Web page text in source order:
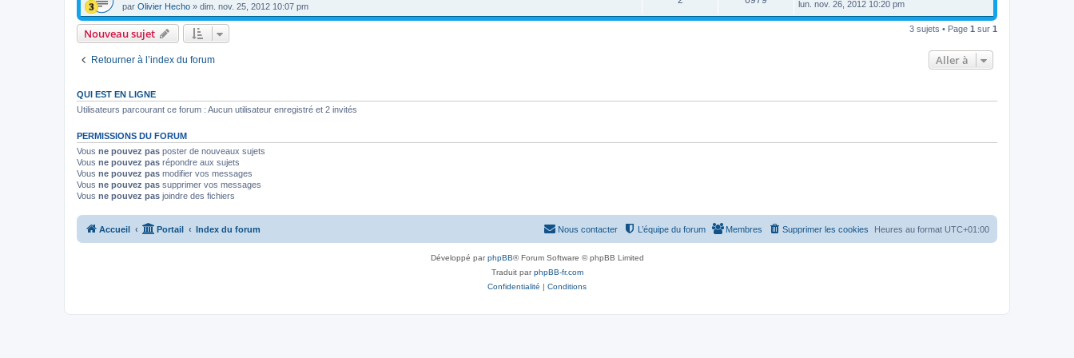
n
e
s
s
e
r
par Olivier Hecho » dim. nov. 25, 2012 10:07 pm
é
s
s
u
e
n
a
lun. nov. 26, 2012 10:20 pm
Nouveau sujet 3 sujets • Page 1 sur 1
Retourner à l’index du forum Aller à
QUI EST EN LIGNE
Utilisateurs parcourant ce forum : Aucun utilisateur enregistré et 2 invités
PERMISSIONS DU FORUM
Vous ne pouvez pas poster de nouveaux sujets
Vous ne pouvez pas répondre aux sujets
Vous ne pouvez pas modifier vos messages
Vous ne pouvez pas supprimer vos messages
Vous ne pouvez pas joindre des fichiers
Accueil Portail Index du forum Heures au format UTC+01:00
Supprimer les cookies
Membres
L’équipe du forum
Nous contacter
Développé parphpBB® Forum Software © phpBB Limited
Traduit parphpBB-fr.com
Confidentialité | Conditions